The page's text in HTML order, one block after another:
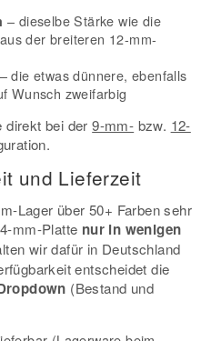
– dieselbe Stärke wie die
der breiteren 12-mm-
– die etwas dünnere, ebenfalls
Wunsch zweifarbig
direkt bei der9-mm- bzw. 12-
und Lieferzeit
Lager über 50+ Farben sehr
mm-Platte nur in wenigen
wir dafür in Deutschland
entscheidet die
(Bestand und